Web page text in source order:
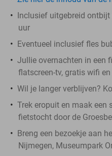
Inclusief uitgebreid
uur
Eventueel inclusief fles
Jullie overnachten in een
flatscreen-tv, gratis wifi en
Wil je langer verblijven?
Trek eropuit en maak
fietstocht door de
Breng een bezoekje aan
Nijmegen, Museumpark